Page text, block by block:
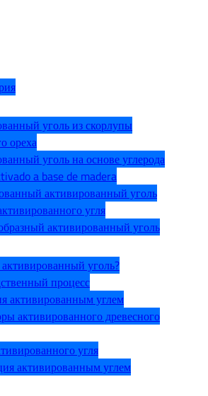
уголь из скорлупы
ореха
уголь на основе углерода
a base de madera
активированный уголь
угля
активированный уголь
активированный уголь?
процесс
активированным углем
активированного древесного
угля
активированным углем